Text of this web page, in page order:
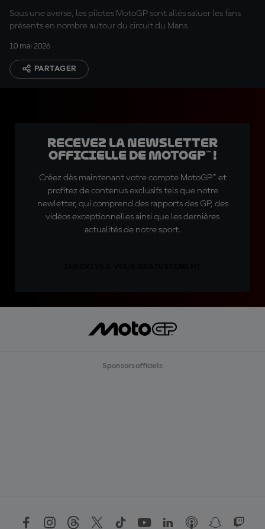
Sous une averse, les pilotes MotoGP sont allés saluer les fans
présents en nombre autour du circuit du Mans
10 mai 2026
PARTAGER
Recevez la Newsletter
officielle de MotoGP™ !
Créez dès maintenant votre compte MotoGP™ et
profitez de contenus exclusifs tels que notre
newletter, qui comprend des rapports des GP, des
vidéos exceptionnelles ainsi que les dernières
actualités de notre sport.
Sponsors officiels